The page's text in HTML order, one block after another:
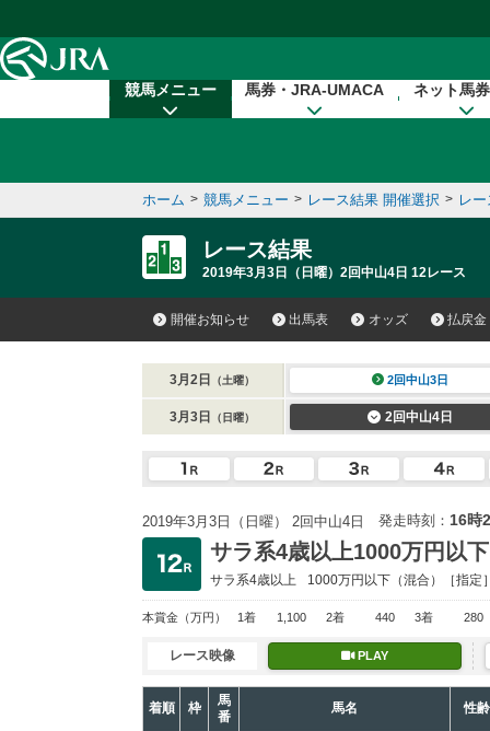
競馬メニュー 馬券・JRA-UMACA ネット馬
ホーム > 競馬メニュー > レース結果 開催選択 > レ
レース結果
2019年3月3日（日曜）2回中山4日 12レース
開催お知らせ 出馬表 オッズ 払戻金
3月2日 （土曜） 2回中山3日
3月3日 （日曜） 2回中山4日
2019年3月3日（日曜） 2回中山4日 発走時刻： 16時
サラ系4歳以上1000万円以下
サラ系4歳以上 1000万円以下 （混合）［指定
本賞金 （万円） 1着 1,100 2着 440 3着 280
レース映像 PLAY
着順 枠
馬
番
馬名 性齢